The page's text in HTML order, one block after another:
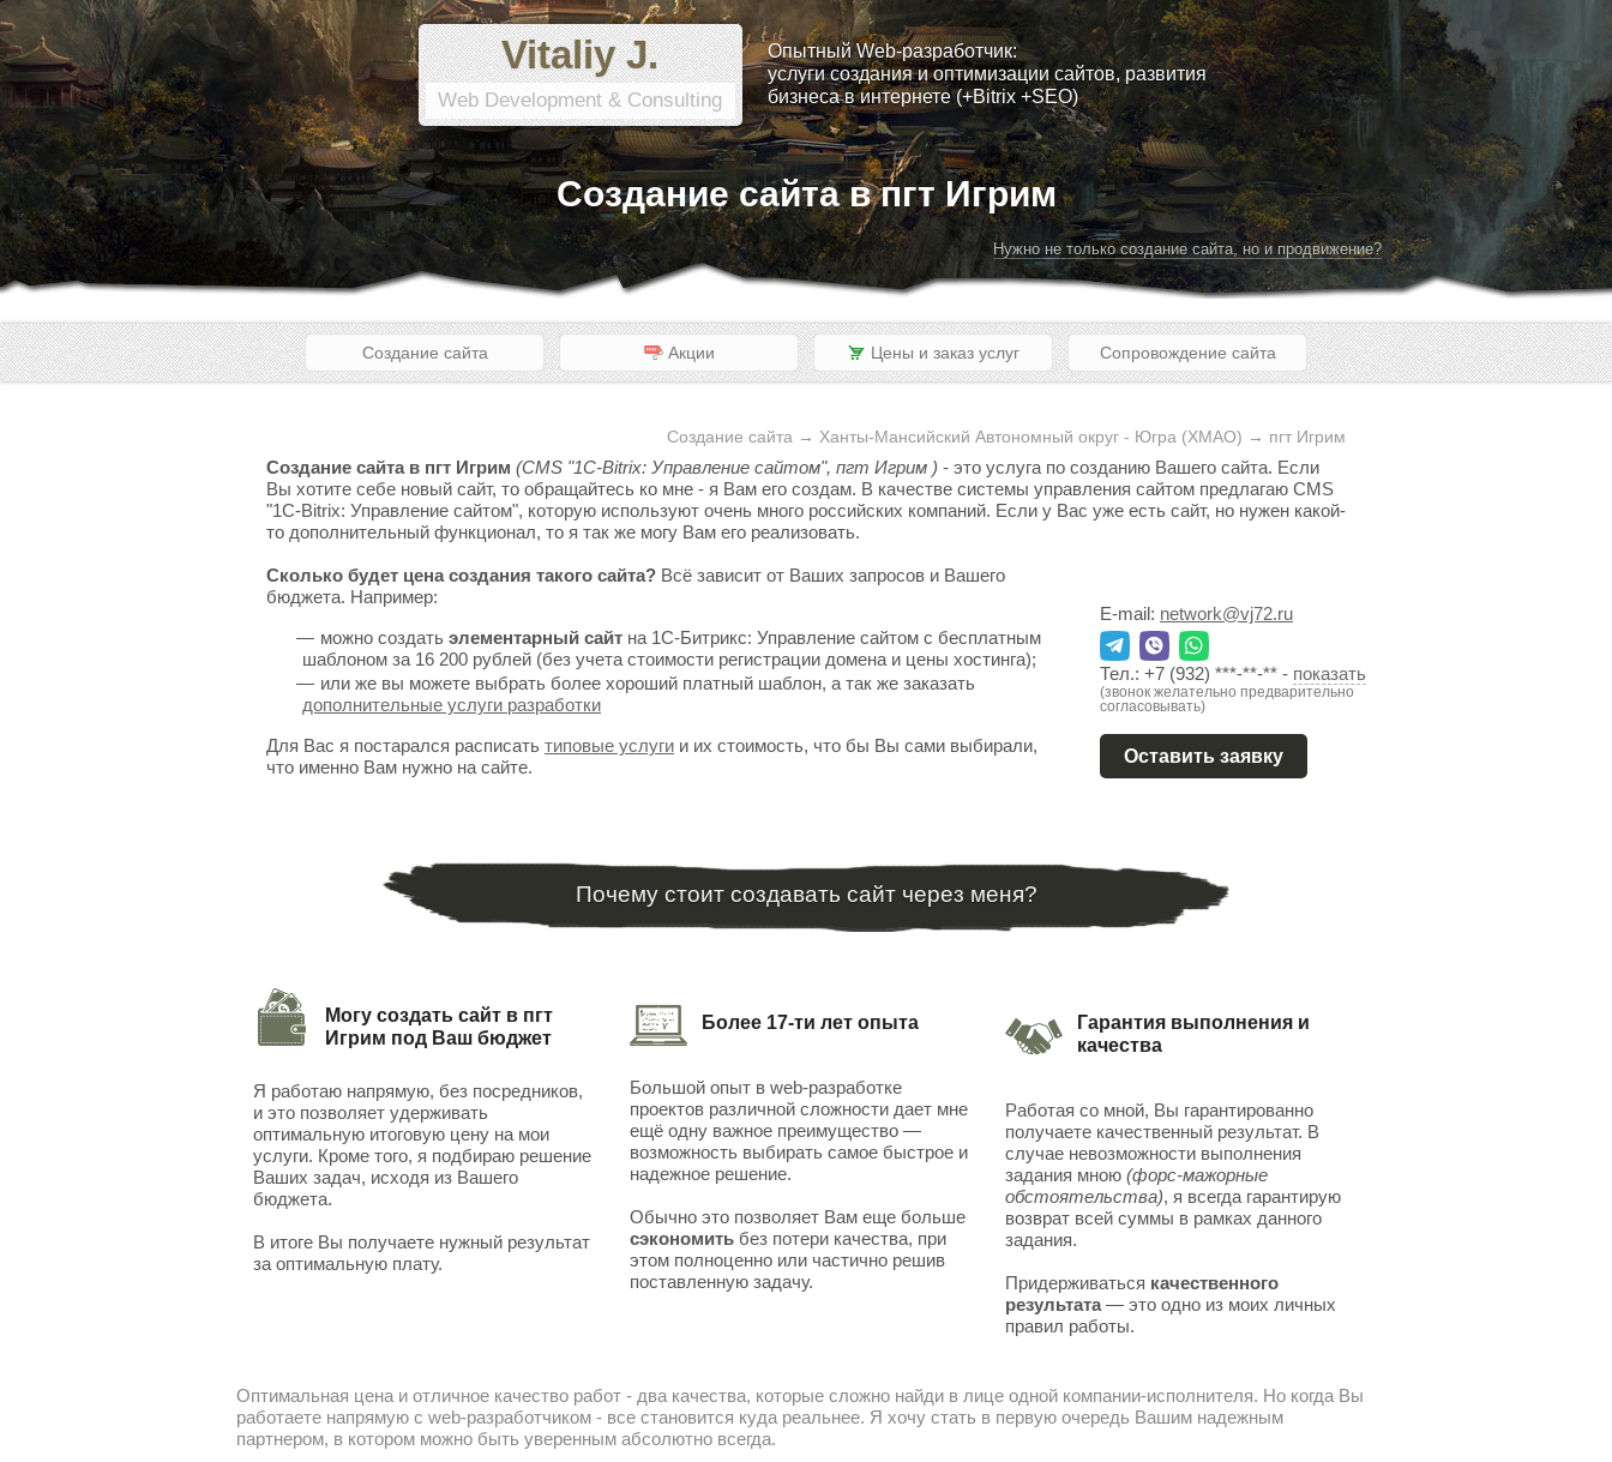
Vitaliy J.
Web Development & Consulting
Опытный Web-разработчик:
услуги создания и оптимизации сайтов, развития
бизнеса в интернете (+Bitrix +SEO)
Создание сайта в пгт Игрим
Нужно не только создание сайта, но и продвижение?
Создание сайта Акции Цены и заказ услуг Сопровождение сайта
Создание сайта → Ханты-Мансийский Автономный округ - Югра (ХМАО) → пгт Игрим
Создание сайта в пгт Игрим (CMS "1C-Bitrix: Управление сайтом", пгт Игрим ) - это услуга по созданию Вашего сайта. Если
Вы хотите себе новый сайт, то обращайтесь ко мне - я Вам его создам. В качестве системы управления сайтом предлагаю CMS
"1C-Bitrix: Управление сайтом", которую используют очень много российских компаний. Если у Вас уже есть сайт, но нужен какой-
то дополнительный функционал, то я так же могу Вам его реализовать.
Сколько будет цена создания такого сайта? Всё зависит от Ваших запросов и Вашего
бюджета. Например:
можно создать элементарный сайт на 1С-Битрикс: Управление сайтом с бесплатным
шаблоном за 16 200 рублей (без учета стоимости регистрации домена и цены хостинга);
или же вы можете выбрать более хороший платный шаблон, а так же заказать
дополнительные услуги разработки
Для Вас я постарался расписать типовые услуги и их стоимость, что бы Вы сами выбирали,
что именно Вам нужно на сайте.
E-mail: network@vj72.ru
Тел.: +7 (932) ***-**-** - показать
(звонок желательно предварительно
согласовывать)
Оставить заявку
Почему стоит создавать сайт через меня?
Могу создать сайт в пгт
Игрим под Ваш бюджет
Я работаю напрямую, без посредников,
и это позволяет удерживать
оптимальную итоговую цену на мои
услуги. Кроме того, я подбираю решение
Ваших задач, исходя из Вашего
бюджета.
В итоге Вы получаете нужный результат
за оптимальную плату.
Более 17-ти лет опыта
Большой опыт в web-разработке
проектов различной сложности дает мне
ещё одну важное преимущество —
возможность выбирать самое быстрое и
надежное решение.
Обычно это позволяет Вам еще больше
сэкономитьбез потери качества, при
этом полноценно или частично решив
поставленную задачу.
Гарантия выполнения и
качества
Работая со мной, Вы гарантированно
получаете качественный результат. В
случае невозможности выполнения
задания мною(форс-мажорные
обстоятельства), я всегда гарантирую
возврат всей суммы в рамках данного
задания.
Придерживаться качественного
результата— это одно из моих личных
правил работы.
Оптимальная цена и отличное качество работ - два качества, которые сложно найди в лице одной компании-исполнителя. Но когда Вы
работаете напрямую с web-разработчиком - все становится куда реальнее. Я хочу стать в первую очередь Вашим надежным
партнером, в котором можно быть уверенным абсолютно всегда.